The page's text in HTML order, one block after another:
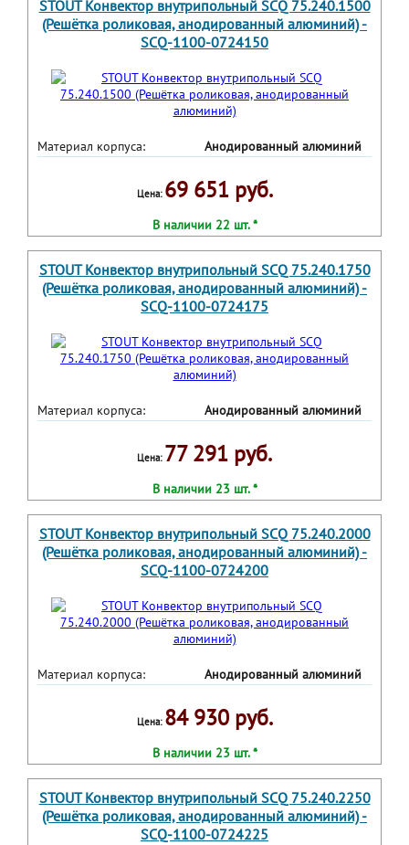
STOUT Конвектор внутрипольный SCQ 75.240.1500
(Решётка роликовая, анодированный алюминий) -
SCQ-1100-0724150
Материал корпуса: Анодированный алюминий
Цена: 69 651 руб.
В наличии 22 шт. *
STOUT Конвектор внутрипольный SCQ 75.240.1750
(Решётка роликовая, анодированный алюминий) -
SCQ-1100-0724175
Материал корпуса: Анодированный алюминий
Цена: 77 291 руб.
В наличии 23 шт. *
STOUT Конвектор внутрипольный SCQ 75.240.2000
(Решётка роликовая, анодированный алюминий) -
SCQ-1100-0724200
Материал корпуса: Анодированный алюминий
Цена: 84 930 руб.
В наличии 23 шт. *
STOUT Конвектор внутрипольный SCQ 75.240.2250
(Решётка роликовая, анодированный алюминий) -
SCQ-1100-0724225